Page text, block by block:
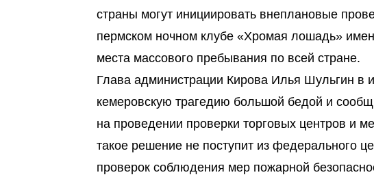
страны могут инициировать внеплановые
пермском ночном клубе «Хромая лошадь»
места массового пребывания по всей стране.
Глава администрации Кирова Илья Шульгин в
кемеровскую трагедию большой бедой и
на проведении проверки торговых центров и
такое решение не поступит из федерального
проверок соблюдения мер пожарной